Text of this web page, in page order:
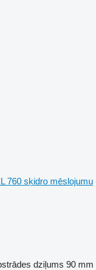
760 sķidro mēslojumu
dziļums 90 mm